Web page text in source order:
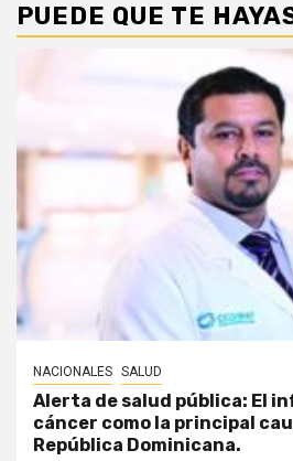
PUEDE QUE TE
NACIONALES SALUD
Alerta de salud pública: El
cáncer como la principal
República Dominicana.